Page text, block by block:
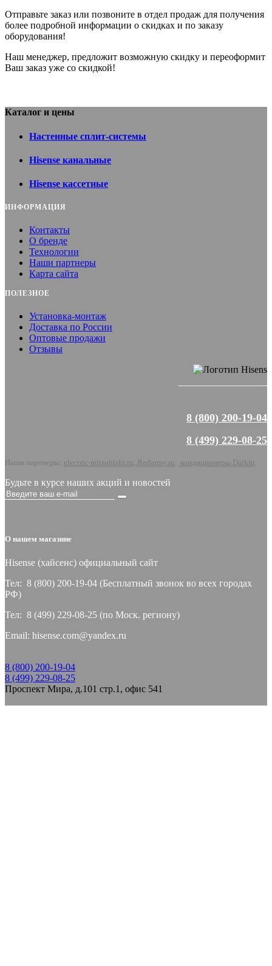
Отправьте заказ или позвоните в отдел продаж для получения
более подробной информации о скидках и по заказу
оборудования!
Наш менеджер, предложит возможную скидку и переоформит
Ваш заказ уже со скидкой!
Каталог и цены
Настенные сплит-системы
Hisense канальные
Hisense кассетные
ИНФОРМАЦИЯ
Контакты
О бренде
Технологии
Наши партнеры
Карта сайта
ПОЛЕЗНОЕ
Установка-монтаж
Доставка по России
Оптовые продажи
Отзывы
8 (800) 200-19-04
8 (499) 229-08-25
Наши партнеры: electric-mitsubishi.ru Redarmy.ru кондиционеры Daikin
Будьте в курсе наших акций и новостей
О нашем магазине
Hisense (хайсeнс) официальный сайт
Тел: 8 (800) 200-19-04 (Бесплатный звонок во всех городах
РФ)
Тел: 8 (499) 229-08-25 (по Моск. региону)
Email: hisense.com@yandex.ru
8 (800) 200-19-04
8 (499) 229-08-25
Проспект Мира, д.101 стр.1, офис 541